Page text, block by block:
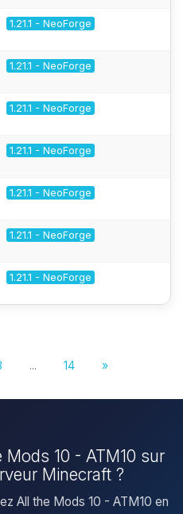
1.21.1 - NeoForge
1.21.1 - NeoForge
1.21.1 - NeoForge
1.21.1 - NeoForge
1.21.1 - NeoForge
1.21.1 - NeoForge
1.21.1 - NeoForge
... 14 »
10 - ATM10 sur
Minecraft ?
All the Mods 10 - ATM10 en